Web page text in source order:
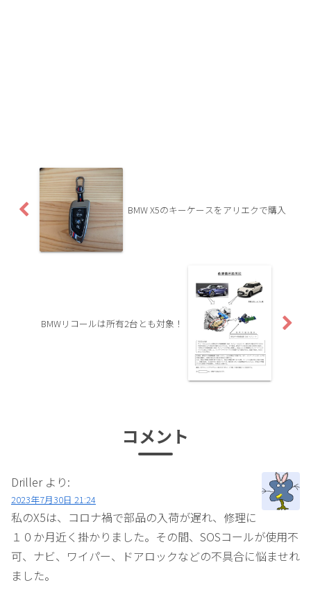
BMW X5のキーケースをアリエクで購入
BMWリコールは所有2台とも対象！
コメント
Driller より:
2023年7月30日 21:24
私のX5は、コロナ禍で部品の入荷が遅れ、修理に
１０か月近く掛かりました。その間、SOSコールが使用不
可、ナビ、ワイパー、ドアロックなどの不具合に悩ませれ
ました。